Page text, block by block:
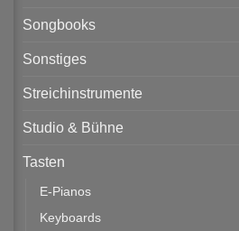
Songbooks
Sonstiges
Streichinstrumente
Studio & Bühne
Tasten
E-Pianos
Keyboards